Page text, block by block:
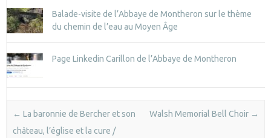
Balade-visite de l’Abbaye de Montheron sur le thème
du chemin de l’eau au Moyen Âge
Page Linkedin Carillon de l’Abbaye de Montheron
Post navigation
← La baronnie de Bercher et son
château, l’église et la cure /
Walsh Memorial Bell Choir →